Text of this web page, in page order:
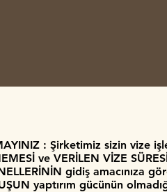
: Şirketimiz sizin vize
ve VERİLEN VİZE
gidiş amacınıza
yaptırım gücünün